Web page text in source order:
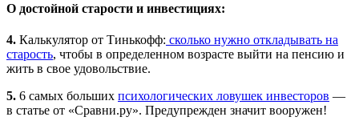
О достойной старости и инвестициях:
4. Калькулятор от Тинькофф: сколько нужно откладывать на
старость, чтобы в определенном возрасте выйти на пенсию и
жить в свое удовольствие.
5. 6 самых больших психологических ловушек инвесторов —
в статье от «Сравни.ру». Предупрежден значит вооружен!